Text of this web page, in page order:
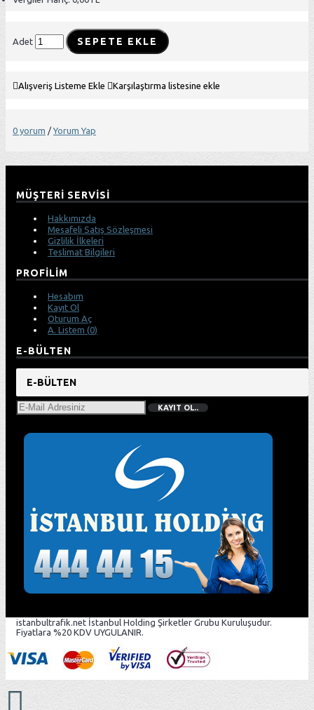
Adet SEPETE EKLE
Alışveriş Listeme Ekle Karşılaştırma listesine ekle
0 yorum /Yorum Yap
MÜŞTERI SERVISI
Hakkımızda
Mesafeli Satış Sözleşmesi
Gizlilik İlkeleri
Teslimat Bilgileri
PROFILIM
Hesabım
Kayıt Ol
Oturum Aç
A. Listem (0)
E-BÜLTEN
E-BÜLTEN
KAYIT OL..
istanbultrafik.net İstanbul Holding Şirketler Grubu Kuruluşudur.
Fiyatlara %20 KDV UYGULANIR.